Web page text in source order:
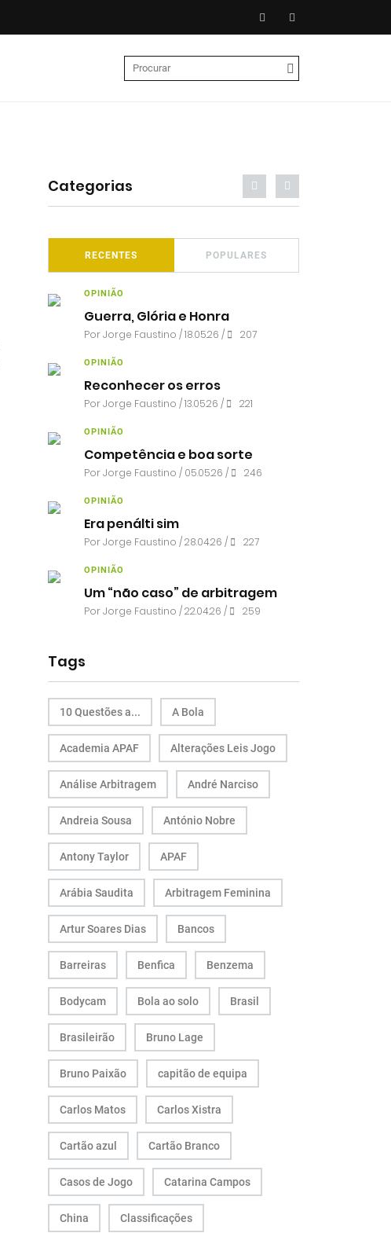
Categorias
RECENTES POPULARES
OPINIÃO
Guerra, Glória e Honra
PorJorge Faustino / 18.05.26 / 207
OPINIÃO
Reconhecer os erros
PorJorge Faustino / 13.05.26 / 221
OPINIÃO
Competência e boa sorte
PorJorge Faustino / 05.05.26 / 246
OPINIÃO
Era penálti sim
PorJorge Faustino / 28.04.26 / 227
OPINIÃO
Um “não caso” de arbitragem
PorJorge Faustino / 22.04.26 / 259
Tags
10 Questões a... A Bola
Academia APAF Alterações Leis Jogo
Análise Arbitragem André Narciso
Andreia Sousa António Nobre
Antony Taylor APAF
Arábia Saudita Arbitragem Feminina
Artur Soares Dias Bancos
Barreiras Benfica Benzema
Bodycam Bola ao solo Brasil
Brasileirão Bruno Lage
Bruno Paixão capitão de equipa
Carlos Matos Carlos Xistra
Cartão azul Cartão Branco
Casos de Jogo Catarina Campos
China Classificações